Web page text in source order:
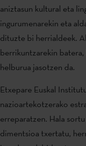
aniztasun kultural eta
ingurumenarekin eta
dituzte bi herrialdeek.
berrikuntzarekin
helburua jasotzen da.
Etxepare Euskal
nazioartekotzerako
erreparatzen. Hala
dimentsioa txertatu,